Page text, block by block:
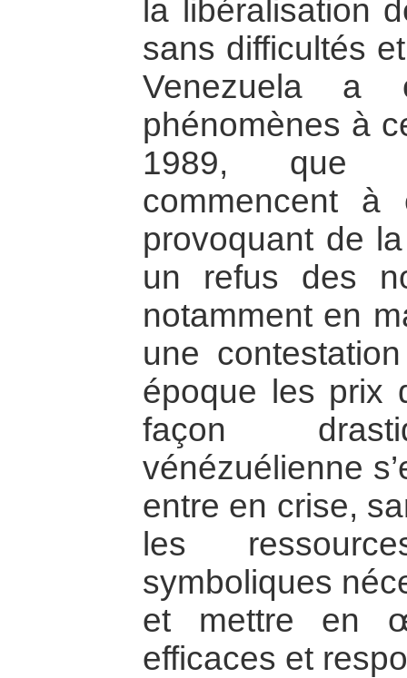
la libéralisation
sans difficultés
Venezuela a
phénomènes à
1989, que
commencent
provoquant de
un refus des
notamment en
une
époque les prix
façon
vénézuélienne
entre en crise,
les
symboliques
et mettre en
efficaces et